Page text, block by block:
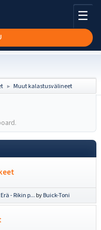
☰
► Muut kalastusvälineet
- Rikin p... byBuick-Toni